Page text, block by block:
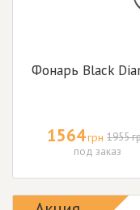
Фонарь Black
1564грн 1955
под заказ